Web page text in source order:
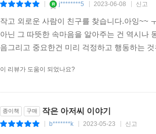
j********5 2023-06-08 신고
작고 외로운 사람이 친구를 찾습니다.아잉~~
아닌 그 따뜻한 속마음을 알아주는 건 역시나
음그리고 중요한건 미리 걱정하고 행동하는
이 리뷰가 도움이 되었나요?
종이책 구매 작은 아저씨 이야기
b*******k 2023-05-23 신고